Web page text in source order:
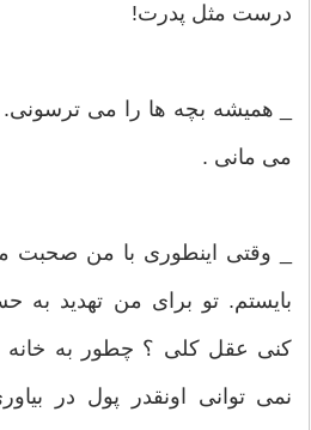
درست مثل پدرت!
_ همیشه بچه ها را می
می مانی .
_ وقتی اینطوری با من صحبت
بایستم. تو برای من تهدید
کنی عقل کلی ؟ چطور به
نمی توانی اونقدر پول در